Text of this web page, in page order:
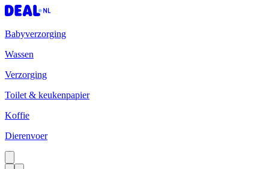
Babyverzorging
Wassen
Verzorging
Toilet & keukenpapier
Koffie
Dierenvoer